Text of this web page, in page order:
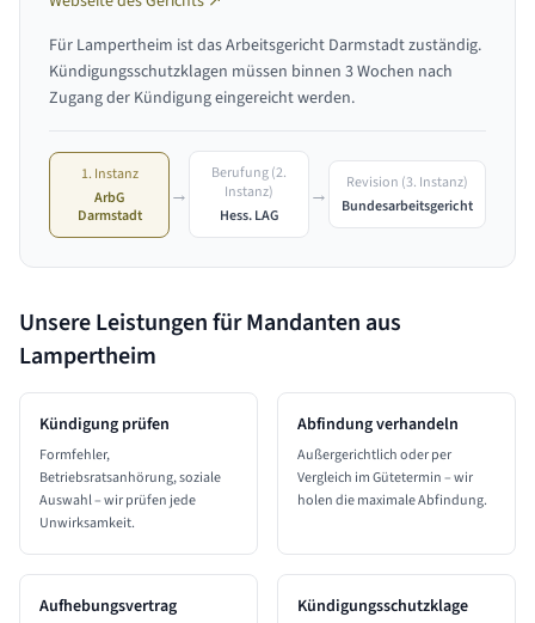
Für Lampertheim ist dasArbeitsgericht Darmstadtzuständig.
Kündigungsschutzklagen müssen binnen 3 Wochen nach
Zugang der Kündigung eingereicht werden.
1. Instanz
ArbG
Darmstadt
→
Berufung (2.
Instanz)
Hess. LAG
→
Revision (3. Instanz)
Bundesarbeitsgericht
Unsere Leistungen für Mandanten aus
Lampertheim
Kündigung prüfen
Formfehler,
Betriebsratsanhörung, soziale
Auswahl – wir prüfen jede
Unwirksamkeit.
Abfindung verhandeln
Außergerichtlich oder per
Vergleich im Gütetermin – wir
holen die maximale Abfindung.
Aufhebungsvertrag Kündigungsschutzklage